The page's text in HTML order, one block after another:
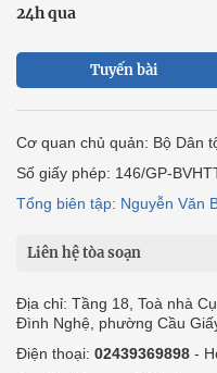
24h qua
Tuyến bài
Cơ quan chủ quản: Bộ Dân
Số giấy phép: 146/GP-
Tổng biên tập: Nguyễn Văn
Liên hệ tòa soạn
Địa chỉ: Tầng 18, Toà nhà
Đình Nghệ, phường Cầu
Điện thoại: 02439369898 -